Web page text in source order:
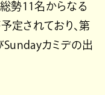
勢11名からなる
定されており、第
Sundayカミデの出